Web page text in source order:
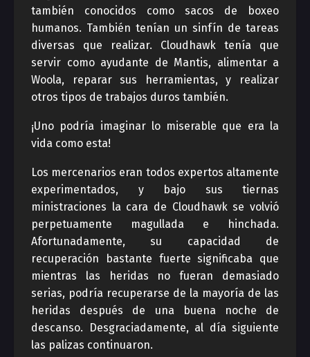
también conocidos como sacos de boxeo
humanos. También tenían un sinfín de tareas
diversas que realizar. Cloudhawk tenía que
servir como ayudante de Mantis, alimentar a
Woola, reparar sus herramientas, y realizar
otros tipos de trabajos duros también.
¡Uno podría imaginar lo miserable que era la
vida como esta!
Los mercenarios eran todos expertos altamente
experimentados, y bajo sus tiernas
ministraciones la cara de Cloudhawk se volvió
perpetuamente magullada e hinchada.
Afortunadamente, su capacidad de
recuperación bastante fuerte significaba que
mientras las heridas no fueran demasiado
serias, podría recuperarse de la mayoría de las
heridas después de una buena noche de
descanso. Desgraciadamente, al día siguiente
las palizas continuaron.